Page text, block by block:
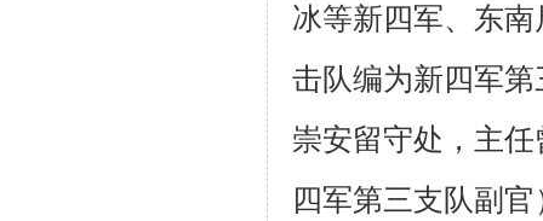
冰等新四军、东
击队编为新四军
崇安留守处，主
四军第三支队副